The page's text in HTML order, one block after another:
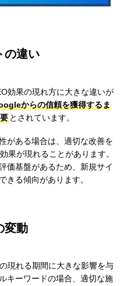
の違い
効果の現れ方に大きな違いが
からの信頼を獲得するま
とされています。
がある場合は、適切な改善を
果が現れることがあります。
価基盤があるため、新規サイ
きる傾向があります。
変動
現れる期間に大きな影響を与
キーワードの場合、適切な施